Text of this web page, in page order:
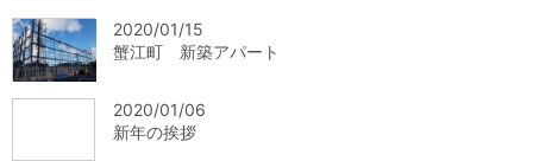
2020/01/15
蟹江町 新築アパート
2020/01/06
新年の挨拶